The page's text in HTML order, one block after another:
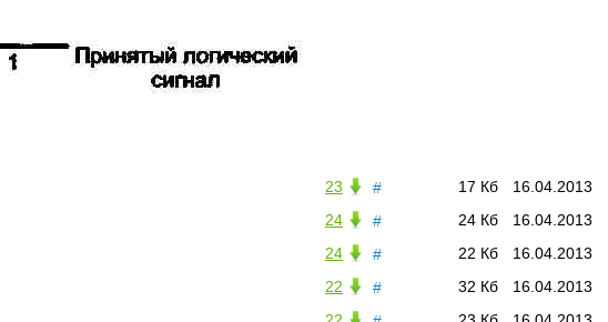
# 16.04.2013
17 Кб
23
#
16.04.2013
24 Кб
24
#
16.04.2013
22 Кб
24
#
16.04.2013
32 Кб
22